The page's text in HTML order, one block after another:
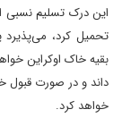
این درک تسلیم نسبی
تحمیل کرد،
بقیه خاک اوکراین
داند و در صورت قبول
خواهد کرد.